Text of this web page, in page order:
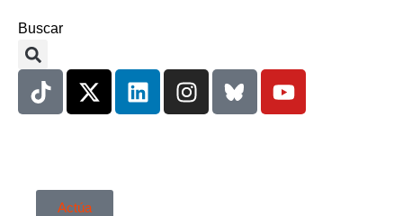
Buscar
Actúa